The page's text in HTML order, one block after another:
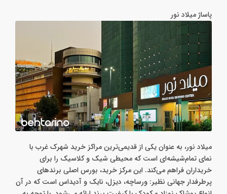
پاساژ میلاد نور
میلاد نور، به عنوان یکی از قدیمی‌ترین مراکز خرید شهرک غرب با
نمای تمام‌شیشه‌ای است که محیطی شیک و کلاسیک را برای
خریداران فراهم می‌کند. این مرکز خرید، بورس اصلی برندهای
پرطرفدار جهانی نظیر: ورساچه، دیزل، نایک و آدیداس است که در آن